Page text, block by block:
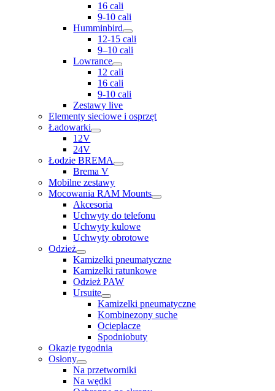
16 cali
9-10 cali
Humminbird
12-15 cali
9–10 cali
Lowrance
12 cali
16 cali
9-10 cali
Zestawy live
Elementy sieciowe i osprzęt
Ładowarki
12V
24V
Łodzie BREMA
Brema V
Mobilne zestawy
Mocowania RAM Mounts
Akcesoria
Uchwyty do telefonu
Uchwyty kulowe
Uchwyty obrotowe
Odzież
Kamizelki pneumatyczne
Kamizelki ratunkowe
Odzież PAW
Ursuite
Kamizelki pneumatyczne
Kombinezony suche
Ocieplacze
Spodniobuty
Okazje tygodnia
Osłony
Na przetworniki
Na wędki